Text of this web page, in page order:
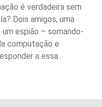
é verdadeira sem
Dois amigos, uma
um espião – somando-
computação e
a essa